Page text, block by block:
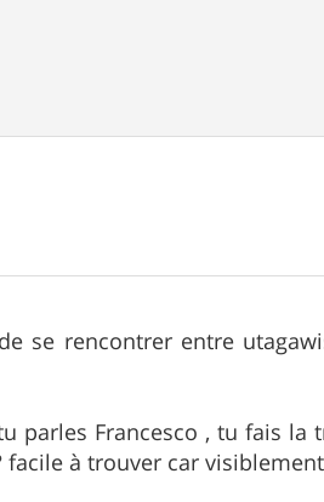
se rencontrer entre
parles Francesco , tu fais la
à trouver car